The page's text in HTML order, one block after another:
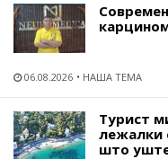
06.08.2026 НАША ТЕМА
Турист
лежалки
што